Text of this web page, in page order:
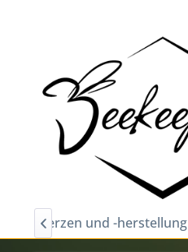
Kerzen und -herstellung
